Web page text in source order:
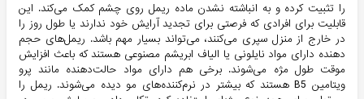
را تثبیت کرده و به انباشته نشدن ماده ریمل روی چشم کمک می‌کند. این
قابلیت برای افرادی که فرصتی برای تجدید آرایش خود ندارند یا طول روز را
در خارج از منزل سپری می‌کنند، می‌تواند بسیار مهم باشد. ریمل‌های حجم
دهنده دارای مواد نایلونی یا الیاف ابریشم مصنوعی هستند که باعث افزایش
موقت طول مژه می‌شوند. برخی هم دارای مواد حالت‌دهنده مانند پرو
ویتامین B5 هستند که بیشتر در نرم‌کننده‌های مو دیده می‌شوند. ریمل را